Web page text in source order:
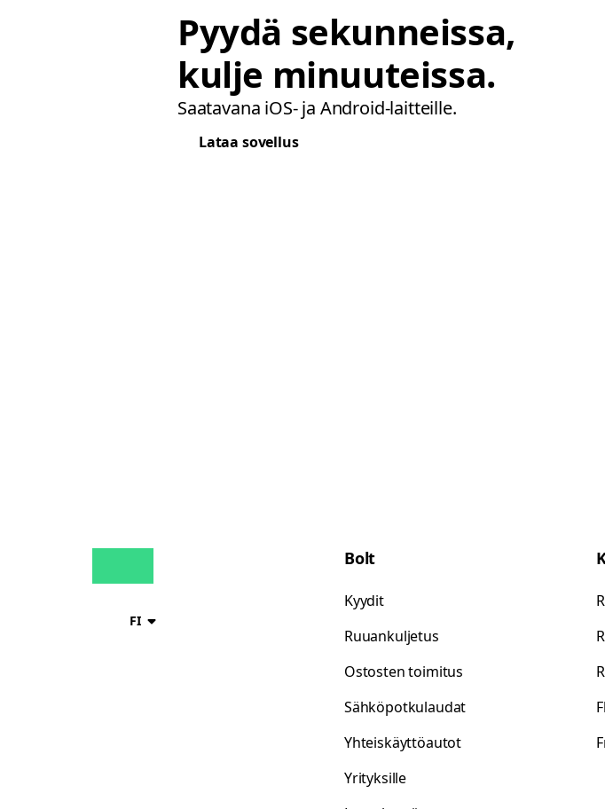
Pyydä sekunneissa,
kulje minuuteissa.
Saatavana iOS- ja Android-laitteille.
Lataa sovellus
FI
Bolt
Kyydit
Ruuankuljetus
Ostosten toimitus
Sähköpotkulaudat
Yhteiskäyttöautot
Yrityksille